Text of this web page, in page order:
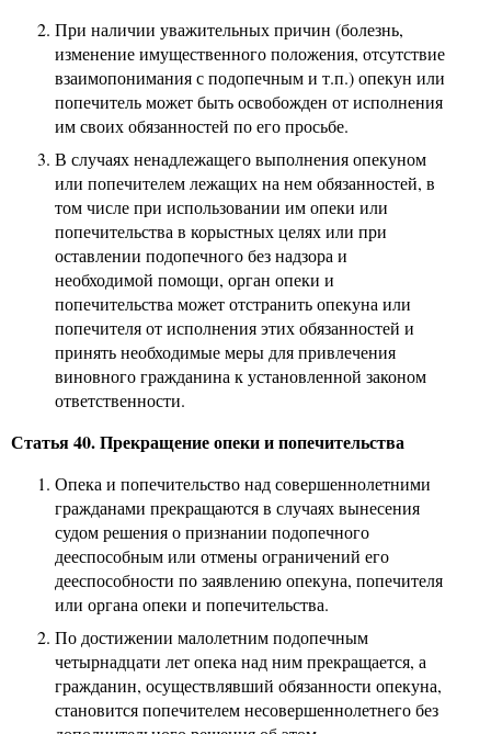
При наличии уважительных причин (болезнь,
изменение имущественного положения, отсутствие
взаимопонимания с подопечным и т.п.) опекун или
попечитель может быть освобожден от исполнения
им своих обязанностей по его просьбе.
В случаях ненадлежащего выполнения опекуном
или попечителем лежащих на нем обязанностей, в
том числе при использовании им опеки или
попечительства в корыстных целях или при
оставлении подопечного без надзора и
необходимой помощи, орган опеки и
попечительства может отстранить опекуна или
попечителя от исполнения этих обязанностей и
принять необходимые меры для привлечения
виновного гражданина к установленной законом
ответственности.
Статья 40. Прекращение опеки и попечительства
Опека и попечительство над совершеннолетними
гражданами прекращаются в случаях вынесения
судом решения о признании подопечного
дееспособным или отмены ограничений его
дееспособности по заявлению опекуна, попечителя
или органа опеки и попечительства.
По достижении малолетним подопечным
четырнадцати лет опека над ним прекращается, а
гражданин, осуществлявший обязанности опекуна,
становится попечителем несовершеннолетнего без